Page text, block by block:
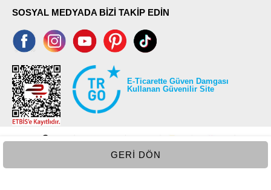
GERI DÖN
SOSYAL MEDYADA BİZİ TAKİP EDİN
E-Ticarette Güven Damgası
Kullanan Güvenilir Site